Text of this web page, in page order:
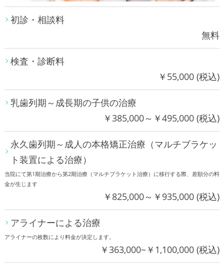
初診・相談料
無料
検査・診断料
￥55,000 (税込)
乳歯列期～成長期の子供の治療
￥385,000～￥495,000 (税込)
永久歯列期～成人の本格矯正治療（マルチブラケッ
ト装置による治療）
当院にて第1期治療から第2期治療（マルチブラケット治療）に移行する際、差額分の料
金が生じます
￥825,000～￥935,000 (税込)
アライナーによる治療
アライナーの枚数により料金が決定します。
￥363,000~￥1,100,000 (税込)